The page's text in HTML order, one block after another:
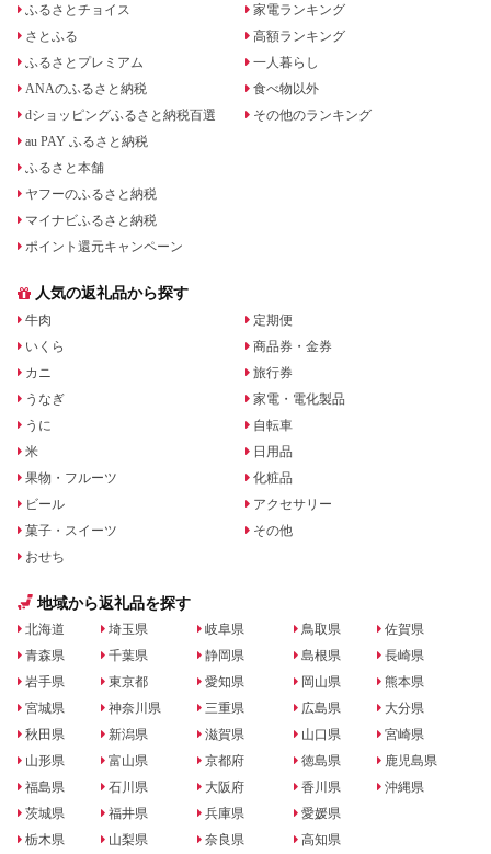
ふるさとチョイス
さとふる
ふるさとプレミアム
ANAのふるさと納税
dショッピングふるさと納税百選
au PAY ふるさと納税
ふるさと本舗
ヤフーのふるさと納税
マイナビふるさと納税
ポイント還元キャンペーン
家電ランキング
高額ランキング
一人暮らし
食べ物以外
その他のランキング
人気の返礼品から探す
牛肉
いくら
カニ
うなぎ
うに
米
果物・フルーツ
ビール
菓子・スイーツ
おせち
定期便
商品券・金券
旅行券
家電・電化製品
自転車
日用品
化粧品
アクセサリー
その他
地域から返礼品を探す
北海道
青森県
岩手県
宮城県
秋田県
山形県
福島県
茨城県
栃木県
埼玉県
千葉県
東京都
神奈川県
新潟県
富山県
石川県
福井県
山梨県
岐阜県
静岡県
愛知県
三重県
滋賀県
京都府
大阪府
兵庫県
奈良県
鳥取県
島根県
岡山県
広島県
山口県
徳島県
香川県
愛媛県
高知県
佐賀県
長崎県
熊本県
大分県
宮崎県
鹿児島県
沖縄県